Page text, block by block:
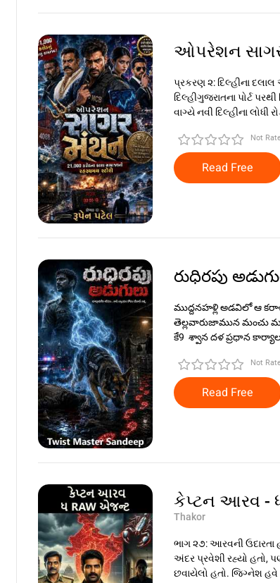
ઓપરેશન
પ્રકરણ ૨: દિલ્હીના દલાલ
દિલ્હીગુજરાતના પોર્ટ
વાગ્યે નવી દિલ્હીના લોધી
Not
Read Free
రుధిరపు
ముద్దనహళ్లి అడవిలో ఆ
తెల్లవారుజామున మంచు
కే9 శ్వాన దళ ప్రధాన
Not
Read Free
કેપ્ટન આરવ -
Thakor
ભાગ ૨૭: આરવની ઉદારતા
અંદર પ્રવેશી રહ્યો હતો,
છવાયેલો હતો. જિગ્નેશ હવે